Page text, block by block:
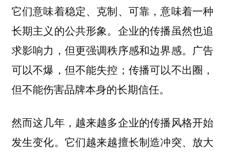
它们意味着稳定、克制、可靠，意味着一种
长期主义的公共形象。企业的传播虽然也追
求影响力，但更强调秩序感和边界感。广告
可以不爆，但不能失控；传播可以不出圈，
但不能伤害品牌本身的长期信任。
然而这几年，越来越多企业的传播风格开始
发生变化。它们越来越擅长制造冲突、放大